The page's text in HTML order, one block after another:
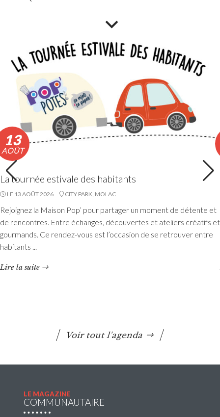
En raison de l’épisode de fortes chaleurs, les horaires
appliqués du lundi 10 au vendredi 14 août 2026 inclus.
Lire la suite
Etang du Moulin Neuf : baignade interdite
La baignade est interdite ainsi que certaines activités
nautiques. La consommation de poissons pêchés est
13
AOÛT
La tournée estivale des habitants
LE 13 AOÛT 2026 CITY PARK, MOLAC
Rejoignez la Maison Pop’ pour partager un moment de détente et
de rencontres. Entre échanges, découvertes et ateliers créatifs et
gourmands. Ce rendez-vous est l’occasion de se retrouver entre
habitants ...
Lire la suite
Voir tout l'agenda
LE MAGAZINE
COMMUNAUTAIRE